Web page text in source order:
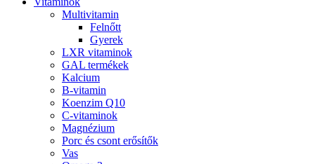
Multivitamin
Felnőtt
Gyerek
LXR vitaminok
GAL termékek
Kalcium
B-vitamin
Koenzim Q10
C-vitaminok
Magnézium
Porc és csont erősítők
Vas